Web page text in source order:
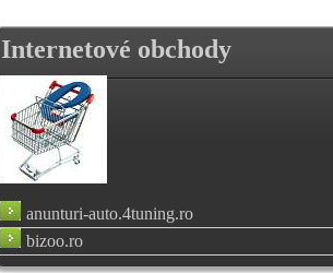
Internetové obchody
anunturi-auto.4tuning.ro
bizoo.ro